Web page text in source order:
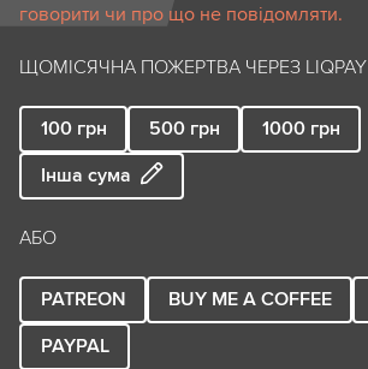
говорити чи про що не повідомляти.
ЩОМІСЯЧНА ПОЖЕРТВА ЧЕРЕЗ LIQPAY
100 грн 500 грн 1000 грн
Інша сума
АБО
PATREON BUY ME A COFFEE
PAYPAL